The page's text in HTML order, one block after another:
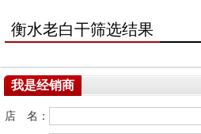
衡水老白干筛选结果
我是经销商
店 名：